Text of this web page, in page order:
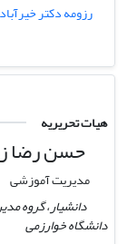
رزومه دکتر
هیات تحریریه
حسن رضا
مدیریت آموزشی
دانشیار، گروه
دانشگاه خوارزمی